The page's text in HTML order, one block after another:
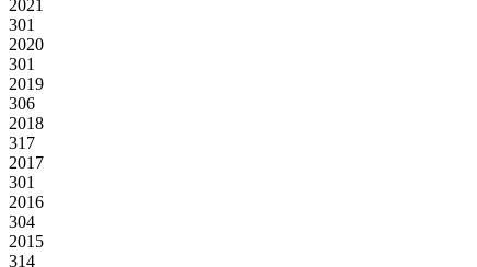
2021
301
2020
301
2019
306
2018
317
2017
301
2016
304
2015
314